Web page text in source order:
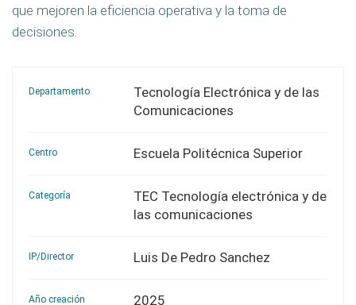
que mejoren la eficiencia operativa y la toma de
decisiones.
Departamento
Tecnología Electrónica y de las
Comunicaciones
Centro Escuela Politécnica Superior
Categoría
TEC Tecnología electrónica y de
las comunicaciones
IP/Director Luis De Pedro Sanchez
Año creación 2025